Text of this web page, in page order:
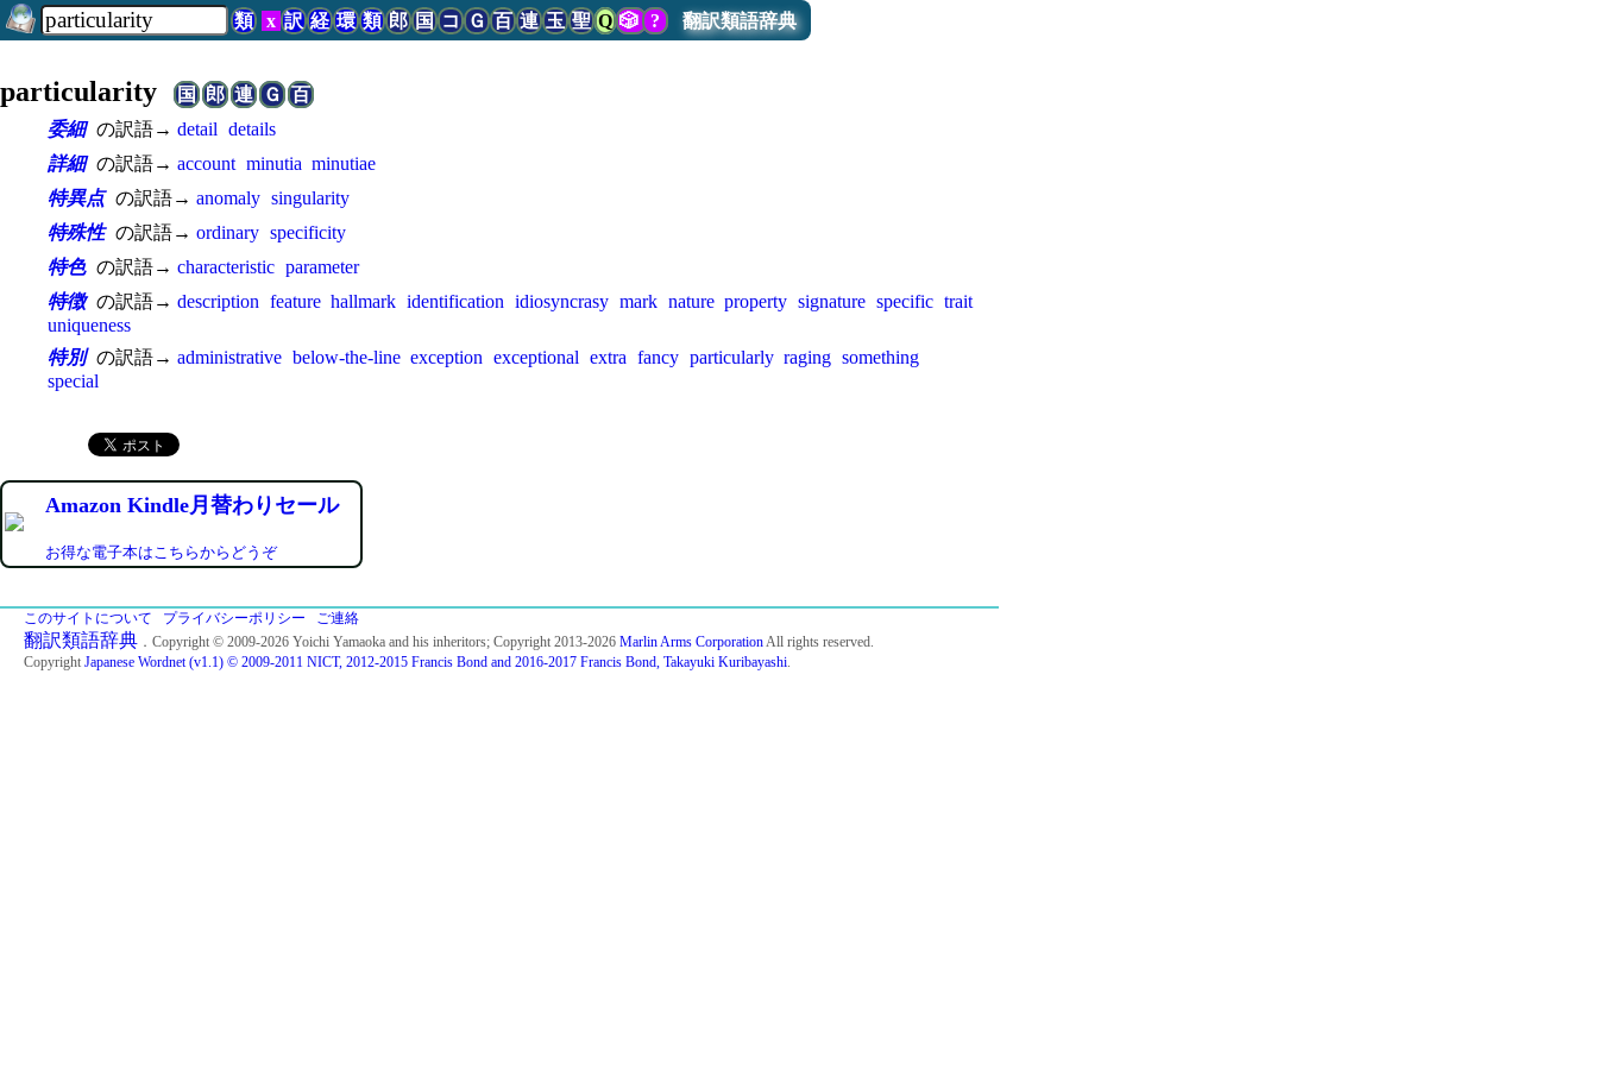
類 x 訳 経 環 類 郎 国 コ Ｇ 百 連 玉 聖 Q 🎲? 翻訳類語辞典
particularity国 郎 連 Ｇ
百
委細 の訳語→ detail details
詳細 の訳語→ account minutia minutiae
特異点 の訳語→ anomaly singularity
特殊性 の訳語→ ordinary specificity
特色 の訳語→ characteristic parameter
特徴 の訳語→ description feature hallmark identification idiosyncrasy mark nature property signature specific trait
uniqueness
特別 の訳語→ administrative below-the-line exception exceptional extra fancy particularly raging something
special
Amazon Kindle月替わりセール
お得な電子本はこちらからどうぞ
このサイトについて プライバシーポリシー ご連絡
翻訳類語辞典 ．Copyright © 2009-2026 Yoichi Yamaoka and his inheritors; Copyright 2013-2026 Marlin Arms CorporationAll rights reserved.
Copyright Japanese Wordnet (v1.1) © 2009-2011 NICT, 2012-2015 Francis Bond and 2016-2017 Francis Bond, Takayuki Kuribayashi.